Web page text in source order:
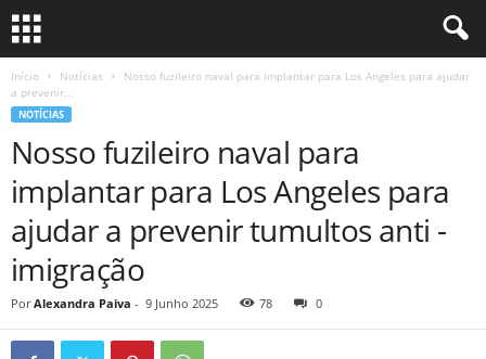
Início Notícias
Nosso fuzileiro naval para implantar para Los Angeles para ajudar
a prevenir...
NOTÍCIAS
Nosso fuzileiro naval para
implantar para Los Angeles para
ajudar a prevenir tumultos anti -
imigração
Por Alexandra Paiva - 9 Junho 2025 78 0